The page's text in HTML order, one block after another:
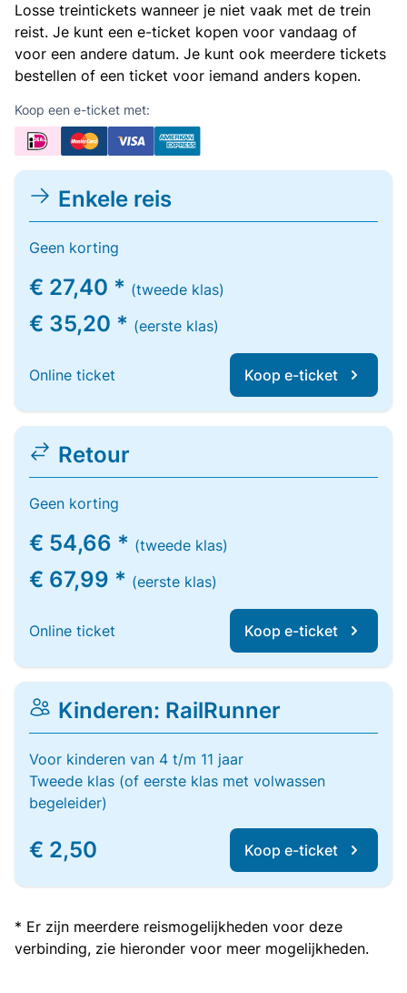
Losse treintickets wanneer je niet vaak met de trein
reist. Je kunt een e-ticket kopen voor vandaag of
voor een andere datum. Je kunt ook meerdere tickets
bestellen of een ticket voor iemand anders kopen.
Koop een e-ticket met:
Enkele reis
Geen korting
€ 27,40 * (tweede klas)
€ 35,20 * (eerste klas)
Online ticket Koop e-ticket
Retour
Geen korting
€ 54,66 * (tweede klas)
€ 67,99 * (eerste klas)
Online ticket Koop e-ticket
Kinderen: RailRunner
Voor kinderen van 4 t/m 11 jaar
Tweede klas (of eerste klas met volwassen
begeleider)
€ 2,50 Koop e-ticket
* Er zijn meerdere reismogelijkheden voor deze
verbinding, zie hieronder voor meer mogelijkheden.